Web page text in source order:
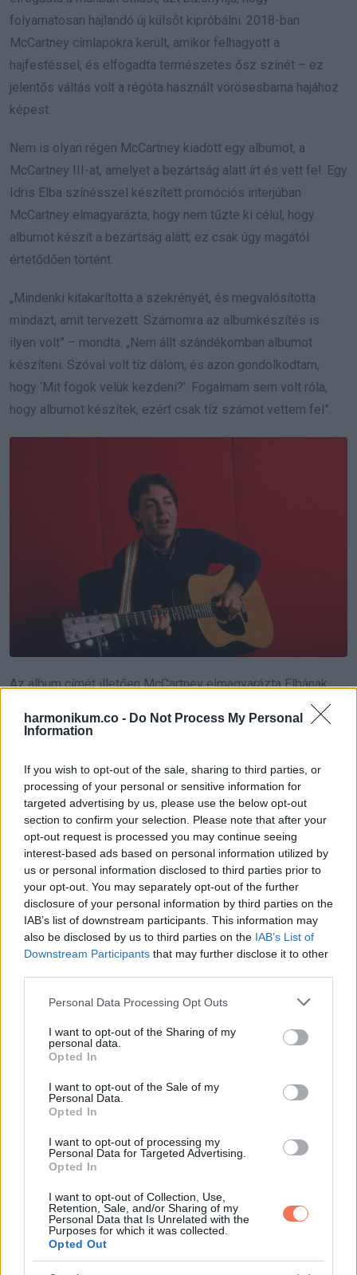
harmonikum.co - Do Not Process My Personal
Information
If you wish to opt-out of the sale, sharing to third parties, or
processing of your personal or sensitive information for
targeted advertising by us, please use the below opt-out
section to confirm your selection. Please note that after your
opt-out request is processed you may continue seeing
interest-based ads based on personal information utilized by
us or personal information disclosed to third parties prior to
your opt-out. You may separately opt-out of the further
disclosure of your personal information by third parties on the
IAB’s list of downstream participants. This information may
also be disclosed by us to third parties on the IAB’s List of
Downstream Participants that may further disclose it to other
Please note that this website/app uses one or more Google
not limited to your visit or usage behaviour. You may click to
grant or deny consent to Google and its third-party tags to
use your data for below specified purposes in below Google
consent section.
Personal Data Processing Opt Outs
I want to opt-out of the Sharing of my
personal data.
Opted In
I want to opt-out of the Sale of my
Personal Data.
Opted In
I want to opt-out of processing my
Personal Data for Targeted Advertising.
Opted In
I want to opt-out of Collection, Use,
Retention, Sale, and/or Sharing of my
Personal Data that Is Unrelated with the
Purposes for which it was collected.
Opted Out
folyamatosan hajlandó új külsőt kipróbálni. 2018-ban
McCartney címlapokra került, amikor felhagyott a
hajfestéssel, és elfogadta természetes ősz színét – ez
jelentős váltás volt a régóta használt vörösesbarna hajához
képest.
Nem is olyan régen McCartney kiadott egy albumot, a
McCartney III-at, amelyet a bezártság alatt írt és vett fel. Egy
Idris Elba színésszel készített promóciós interjúban
McCartney elmagyarázta, hogy nem tűzte ki célul, hogy
albumot készít a bezártság alatt; ez csak úgy magától
értetődően történt.
„Mindenki kitakarította a szekrényét, és megvalósította
mindazt, amit tervezett. Számomra az albumkészítés is
ilyen volt” – mondta. „Nem állt szándékomban albumot
készíteni. Szóval volt tíz dalom, és azon gondolkodtam,
hogy ‘Mit fogok velük kezdeni?’. Fogalmam sem volt róla,
hogy albumot készítek, ezért csak tíz számot vettem fel”.
Az album címét illetően McCartney elmagyarázta Elbának,
hogy a McCartney III elnevezés természetes választás volt,
tekintettel a projekt szóló jellegére és a korábbi
folytonosságára. „Rájöttem, mivel a ‘McCartney I’-et és a
‘McCartney II’-t én magam játszottam, hogy ugyanabban a
stílusban csináltam őket, így ez lesz a ‘McCartney III’. Így
aztán azt gondoltam, ‘Oké, most már tudom, mit csinálok’.”
McCartney kora ellenére továbbra is lelkesen és kreatívan
öleli magához az életet. A megjelenésével való kísérletező
kedv, a zenéje iránti elkötelezettsége és a korhoz való
alkalmazkodási képessége azt mutatja, hogy szelleme
Akár egy napsütéses karibi nyaralást élvez, akár új frizurával
lepi meg rajongóit, McCatney továbbra is az időtlen rock ‘n’
roll energia maradandó szimbóluma!
via
Email